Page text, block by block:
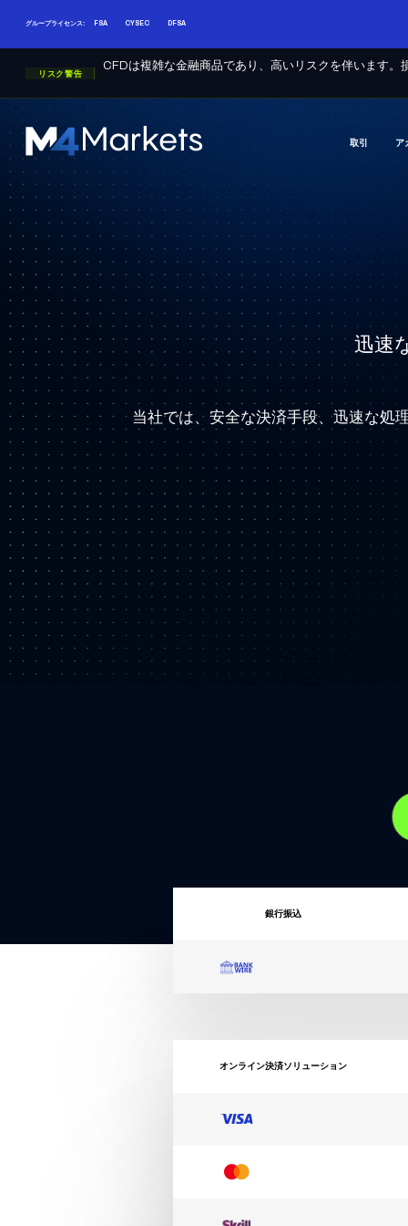
グループライセンス: FSA CYSEC DFSA
リスク警告
CFDは複雑な金融商品であり、高いリスクを伴います
M4Markets
CFD
Trading
Regulated
Broker
取引 ア
迅速
当社では、安全な決済手段、迅速な処
銀行振込
オンライン決済ソリューション